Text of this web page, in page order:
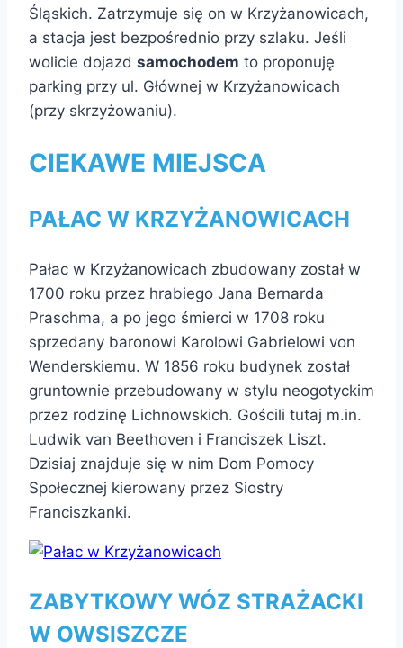
Śląskich. Zatrzymuje się on w Krzyżanowicach,
a stacja jest bezpośrednio przy szlaku. Jeśli
wolicie dojazd samochodem to proponuję
parking przy ul. Głównej w Krzyżanowicach
(przy skrzyżowaniu).
CIEKAWE MIEJSCA
PAŁAC W KRZYŻANOWICACH
Pałac w Krzyżanowicach zbudowany został w
1700 roku przez hrabiego Jana Bernarda
Praschma, a po jego śmierci w 1708 roku
sprzedany baronowi Karolowi Gabrielowi von
Wenderskiemu. W 1856 roku budynek został
gruntownie przebudowany w stylu neogotyckim
przez rodzinę Lichnowskich. Gościli tutaj m.in.
Ludwik van Beethoven i Franciszek Liszt.
Dzisiaj znajduje się w nim Dom Pomocy
Społecznej kierowany przez Siostry
Franciszkanki.
ZABYTKOWY WÓZ STRAŻACKI
W OWSISZCZE